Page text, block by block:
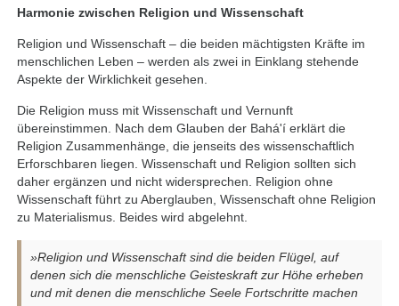
Harmonie zwischen Religion und Wissenschaft
Religion und Wissenschaft – die beiden mächtigsten Kräfte im
menschlichen Leben – werden als zwei in Einklang stehende
Aspekte der Wirklichkeit gesehen.
Die Religion muss mit Wissenschaft und Vernunft
übereinstimmen. Nach dem Glauben der Bahá'í erklärt die
Religion Zusammenhänge, die jenseits des wissenschaftlich
Erforschbaren liegen. Wissenschaft und Religion sollten sich
daher ergänzen und nicht widersprechen. Religion ohne
Wissenschaft führt zu Aberglauben, Wissenschaft ohne Religion
zu Materialismus. Beides wird abgelehnt.
»Religion und Wissenschaft sind die beiden Flügel, auf
denen sich die menschliche Geisteskraft zur Höhe erheben
und mit denen die menschliche Seele Fortschritte machen